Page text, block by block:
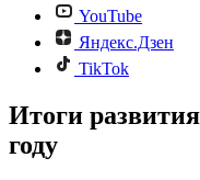
YouTube
Яндекс.Дзен
TikTok
Итоги
году